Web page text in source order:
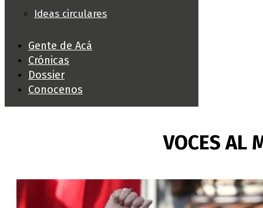
Ideas circulares
Gente de Acá
Crónicas
Dossier
Conocenos
VOCES AL